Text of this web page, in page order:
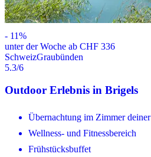
- 11%
unter der Woche ab CHF 336
SchweizGraubünden
5.3/6
Outdoor Erlebnis in Brigels
Übernachtung im Zimmer
Wellness- und Fitnessbereich
Frühstücksbuffet